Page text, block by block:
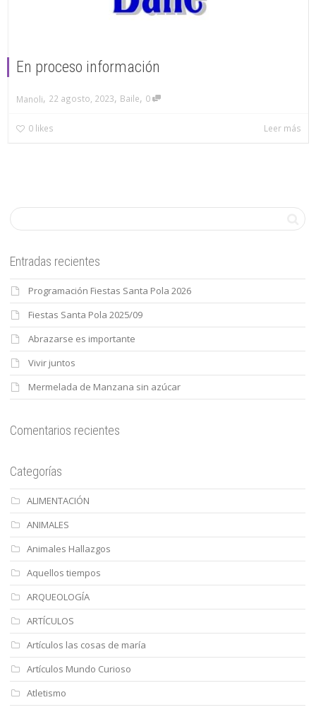
En proceso información
Manoli, 22 agosto, 2023, Baile, 0
0 likes Leer más
Entradas recientes
Programación Fiestas Santa Pola 2026
Fiestas Santa Pola 2025/09
Abrazarse es importante
Vivir juntos
Mermelada de Manzana sin azúcar
Comentarios recientes
Categorías
ALIMENTACIÓN
ANIMALES
Animales Hallazgos
Aquellos tiempos
ARQUEOLOGÍA
ARTÍCULOS
Artículos las cosas de maría
Artículos Mundo Curioso
Atletismo